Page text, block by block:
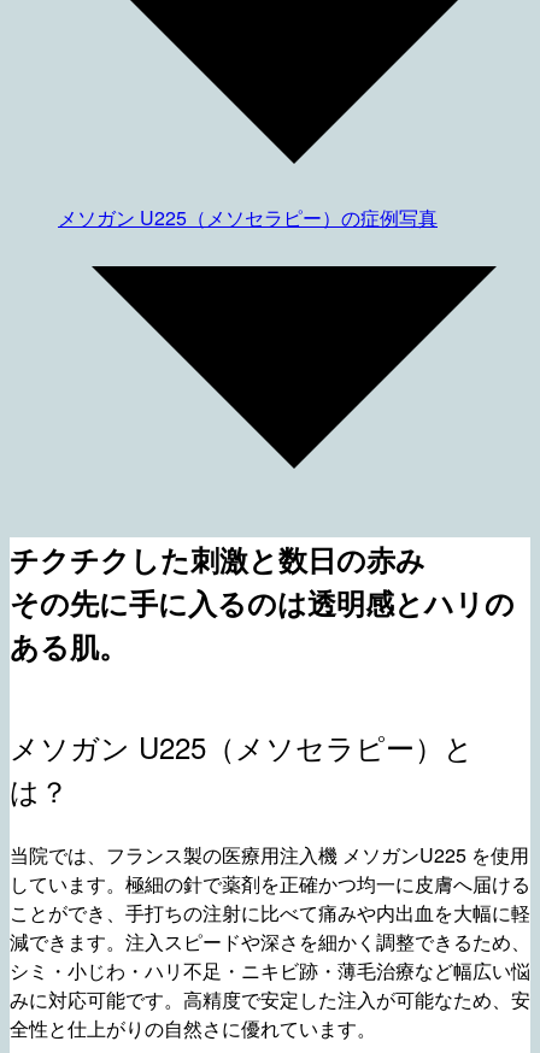
メソガン U225（メソセラピー）の症例写真
チクチクした刺激と数日の赤み
その先に手に入るのは透明感とハリの
ある肌。
メソガン U225（メソセラピー）と
は？
当院では、フランス製の医療用注入機 メソガンU225 を使用
しています。極細の針で薬剤を正確かつ均一に皮膚へ届ける
ことができ、手打ちの注射に比べて痛みや内出血を大幅に軽
減できます。注入スピードや深さを細かく調整できるため、
シミ・小じわ・ハリ不足・ニキビ跡・薄毛治療など幅広い悩
みに対応可能です。高精度で安定した注入が可能なため、安
全性と仕上がりの自然さに優れています。